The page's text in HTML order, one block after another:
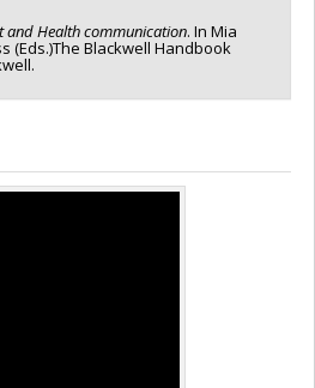
and Health communication. In Mia
(Eds.)The Blackwell Handbook